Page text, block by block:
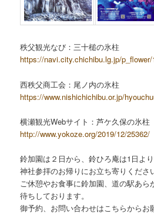
秩父観光なび：三十槌の氷柱
https://navi.city.chichibu.lg.jp/p_flower/
西秩父商工会：尾ノ内の氷柱
https://www.nishichichibu.or.jp/
横瀬観光Webサイト：芦ケ久保の氷柱
http://www.yokoze.org/2019/12/25362/
鈴加園は２日から、鈴ひろ庵は1日よ
神社参拝のお帰りにお立ち寄りくださ
ご休憩やお食事に鈴加園、道の駅あ
待ちしております。
御予約、お問い合わせはこちらからお